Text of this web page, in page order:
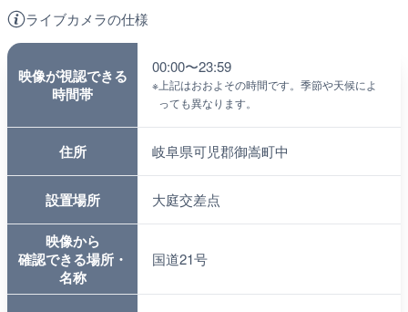
ライブカメラの仕様
映像が視認できる
時間帯
00:00〜23:59
※ 上記はおおよその時間です。季節や天候によ
っても異なります。
住所 岐阜県可児郡御嵩町中
設置場所 大庭交差点
映像から
確認できる場所・
名称
国道21号